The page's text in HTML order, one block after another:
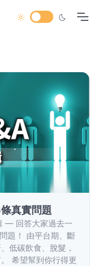
真實問題
— 回答大家過去一
題！ 由平台期、斷
低碳飲食、脫髮，
希望幫到你行得更